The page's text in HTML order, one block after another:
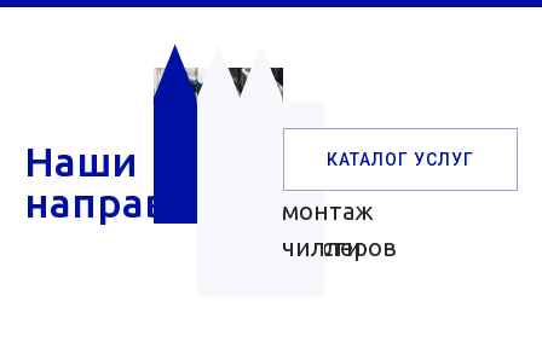
Наши
направления
Обслуживание
Ремонт
чиллеров
любой
мощности
Поставка
монтаж
чиллеров
КАТАЛОГ УСЛУГ